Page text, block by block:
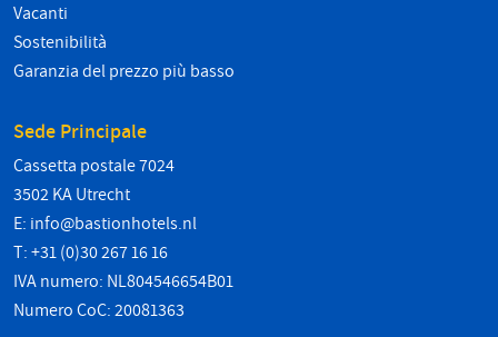
Vacanti
Sostenibilità
Garanzia del prezzo più basso
Sede Principale
Cassetta postale 7024
3502 KA Utrecht
E: info@bastionhotels.nl
T: +31 (0)30 267 16 16
IVA numero: NL804546654B01
Numero CoC: 20081363